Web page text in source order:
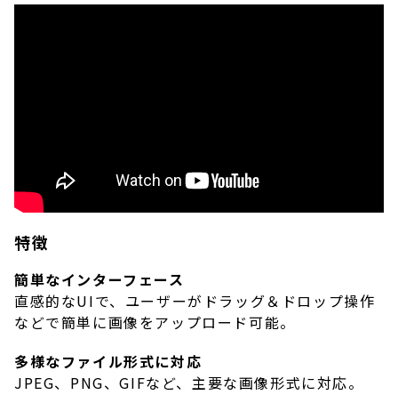
特徴
簡単なインターフェース
直感的なUIで、ユーザーがドラッグ＆ドロップ操作
などで簡単に画像をアップロード可能。
多様なファイル形式に対応
JPEG、PNG、GIFなど、主要な画像形式に対応。